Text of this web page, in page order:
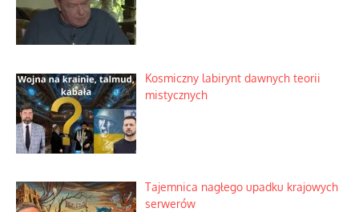
Kosmiczny labirynt dawnych teorii
mistycznych
Tajemnica nagłego upadku krajowych
serwerów